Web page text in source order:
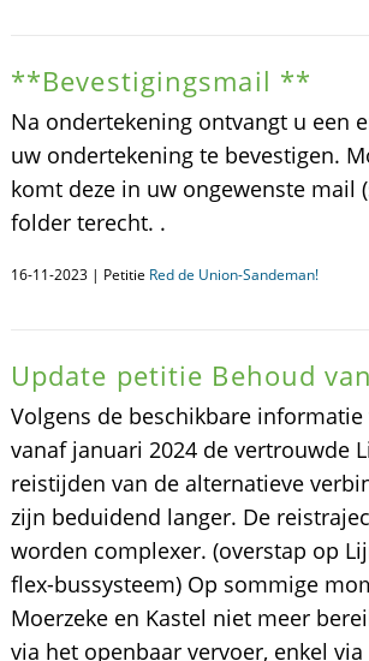
**Bevestigingsmail **
Na ondertekening ontvangt u een
uw ondertekening te bevestigen.
komt deze in uw ongewenste mail
folder terecht. .
16-11-2023 | Petitie Red de Union-Sandeman!
Update petitie Behoud
Volgens de beschikbare
vanaf januari 2024 de vertrouwde
reistijden van de alternatieve
zijn beduidend langer. De
worden complexer. (overstap op
flex-bussysteem) Op sommige
Moerzeke en Kastel niet meer
via het openbaar vervoer, enkel via